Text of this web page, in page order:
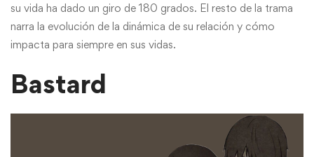
su vida ha dado un giro de 180 grados. El resto de la trama
narra la evolución de la dinámica de su relación y cómo
impacta para siempre en sus vidas.
Bastard